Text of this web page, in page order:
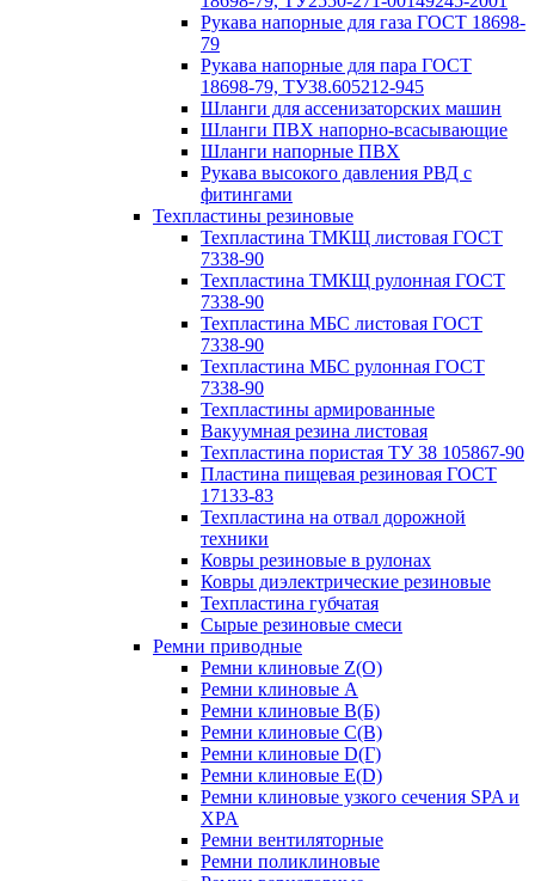
Рукава напорные для газа ГОСТ 18698-
79
Рукава напорные для пара ГОСТ
18698-79, ТУ38.605212-945
Шланги для ассенизаторских машин
Шланги ПВХ напорно-всасывающие
Шланги напорные ПВХ
Рукава высокого давления РВД с
фитингами
Техпластины резиновые
Техпластина ТМКЩ листовая ГОСТ
7338-90
Техпластина ТМКЩ рулонная ГОСТ
7338-90
Техпластина МБС листовая ГОСТ
7338-90
Техпластина МБС рулонная ГОСТ
7338-90
Техпластины армированные
Вакуумная резина листовая
Техпластина пористая ТУ 38 105867-90
Пластина пищевая резиновая ГОСТ
17133-83
Техпластина на отвал дорожной
техники
Ковры резиновые в рулонах
Ковры диэлектрические резиновые
Техпластина губчатая
Сырые резиновые смеси
Ремни приводные
Ремни клиновые Z(О)
Ремни клиновые A
Ремни клиновые B(Б)
Ремни клиновые C(В)
Ремни клиновые D(Г)
Ремни клиновые Е(D)
Ремни клиновые узкого сечения SPA и
XPA
Ремни вентиляторные
Ремни поликлиновые